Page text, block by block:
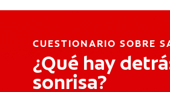
CUESTIONARIO SOBRE
¿Qué hay
sonrisa?